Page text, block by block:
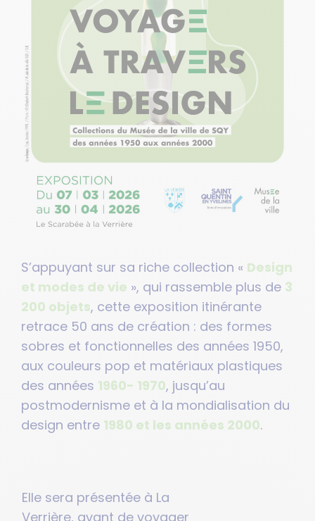
S’appuyant sur sa riche collection « Design
et modes de vie », qui rassemble plus de 3
200 objets, cette exposition itinérante
retrace 50 ans de création : des formes
sobres et fonctionnelles des années 1950,
aux couleurs pop et matériaux plastiques
des années 1960- 1970, jusqu’au
postmodernisme et à la mondialisation du
design entre 1980 et les années 2000.
Elle sera présentée à La
Verrière, avant de voyager